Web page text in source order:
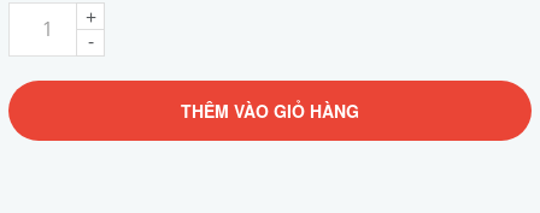
-
+
THÊM VÀO GIỎ HÀNG